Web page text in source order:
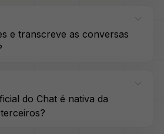
e transcreve as conversas
do Chat é nativa da